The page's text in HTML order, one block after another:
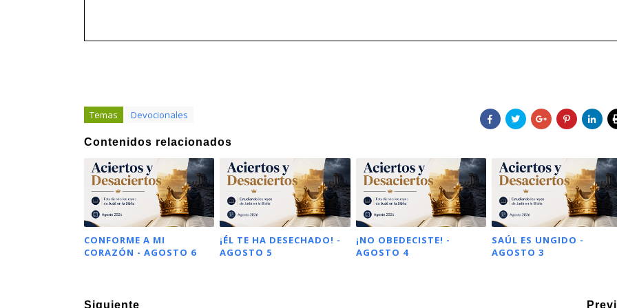
Temas Devocionales
Contenidos relacionados
CONFORME A MI
CORAZÓN - AGOSTO 6
¡ÉL TE HA DESECHADO! -
AGOSTO 5
¡NO OBEDECISTE! -
AGOSTO 4
SAÚL ES UNGIDO -
AGOSTO 3
Siguiente